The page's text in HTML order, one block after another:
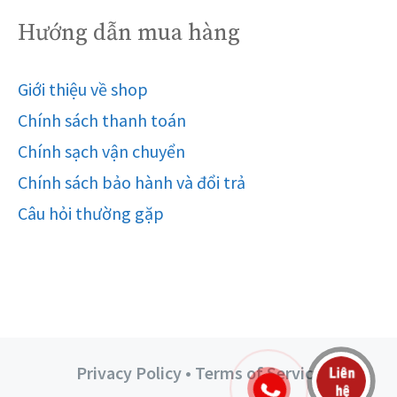
Hướng dẫn mua hàng
Giới thiệu về shop
Chính sách thanh toán
Chính sạch vận chuyển
Chính sách bảo hành và đổi trả
Câu hỏi thường gặp
Privacy Policy • Terms of Service